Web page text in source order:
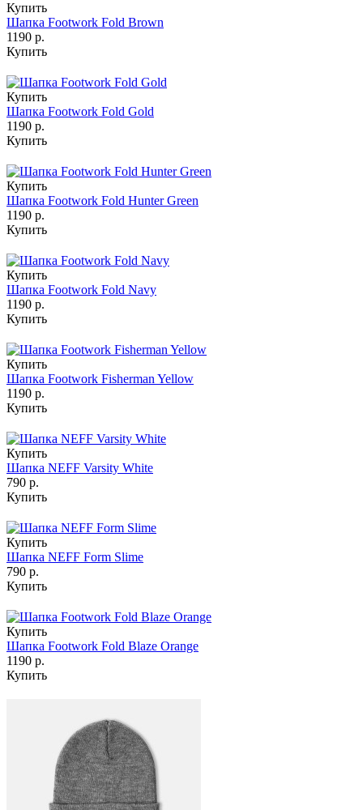
Купить
Шапка Footwork Fold Brown
1190 р.
Купить
Купить
Шапка Footwork Fold Gold
1190 р.
Купить
Купить
Шапка Footwork Fold Hunter Green
1190 р.
Купить
Купить
Шапка Footwork Fold Navy
1190 р.
Купить
Купить
Шапка Footwork Fisherman Yellow
1190 р.
Купить
Купить
Шапка NEFF Varsity White
790 р.
Купить
Купить
Шапка NEFF Form Slime
790 р.
Купить
Купить
Шапка Footwork Fold Blaze Orange
1190 р.
Купить